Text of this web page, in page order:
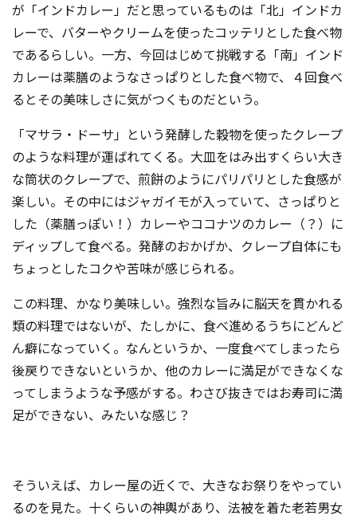
事例紹介
事務局アウトソーシング
マーケットデータ
コンテスト情報及びプレゼン
ト情報を「Koubo」に無料で
紹介させていただきます
掲載内容のご確認はこちら
ログイン
が「インドカレー」だと思っているものは「北」インドカ
レーで、バターやクリームを使ったコッテリとした食べ物
であるらしい。一方、今回はじめて挑戦する「南」インド
カレーは薬膳のようなさっぱりとした食べ物で、４回食べ
るとその美味しさに気がつくものだという。
「マサラ・ドーサ」という発酵した穀物を使ったクレープ
のような料理が運ばれてくる。大皿をはみ出すくらい大き
な筒状のクレープで、煎餅のようにパリパリとした食感が
楽しい。その中にはジャガイモが入っていて、さっぱりと
した（薬膳っぽい！）カレーやココナツのカレー（？）に
ディップして食べる。発酵のおかげか、クレープ自体にも
ちょっとしたコクや苦味が感じられる。
この料理、かなり美味しい。強烈な旨みに脳天を貫かれる
類の料理ではないが、たしかに、食べ進めるうちにどんど
ん癖になっていく。なんというか、一度食べてしまったら
後戻りできないというか、他のカレーに満足ができなくな
ってしまうような予感がする。わさび抜きではお寿司に満
足ができない、みたいな感じ？
そういえば、カレー屋の近くで、大きなお祭りをやってい
るのを見た。十くらいの神輿があり、法被を着た老若男女